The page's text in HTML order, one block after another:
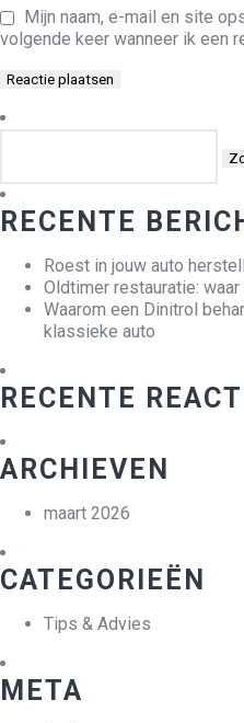
Mijn naam, e-mail en site
volgende keer wanneer ik een
RECENTE
Roest in jouw auto
Oldtimer restauratie:
Waarom een Dinitrol
klassieke auto
RECENTE
ARCHIEVEN
maart 2026
CATEGORIEËN
Tips & Advies
META